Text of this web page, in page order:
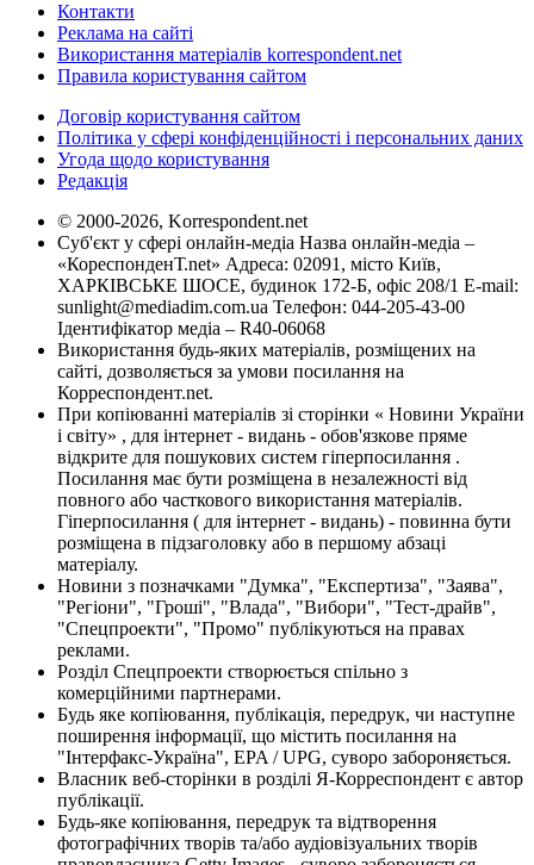
Контакти
Реклама на сайті
Використання матеріалів korrespondent.net
Правила користування сайтом
Договір користування сайтом
Політика у сфері конфіденційності і персональних даних
Угода щодо користування
Редакція
© 2000-2026, Korrespondent.net
Суб'єкт у сфері онлайн-медіа Назва онлайн-медіа –
«КореспонденТ.net» Адреса: 02091, місто Київ,
ХАРКІВСЬКЕ ШОСЕ, будинок 172-Б, офіс 208/1 E-mail:
sunlight@mediadim.com.ua Телефон: 044-205-43-00
Ідентифікатор медіа – R40-06068
Використання будь-яких матеріалів, розміщених на
сайті, дозволяється за умови посилання на
Корреспондент.net.
При копіюванні матеріалів зі сторінки « Новини України
і світу» , для інтернет - видань - обов'язкове пряме
відкрите для пошукових систем гіперпосилання .
Посилання має бути розміщена в незалежності від
повного або часткового використання матеріалів.
Гіперпосилання ( для інтернет - видань) - повинна бути
розміщена в підзаголовку або в першому абзаці
матеріалу.
Новини з позначками "Думка", "Експертиза", "Заява",
"Регіони", "Гроші", "Влада", "Вибори", "Тест-драйв",
"Спецпроекти", "Промо" публікуються на правах
реклами.
Розділ Спецпроекти створюється спільно з
комерційними партнерами.
Будь яке копіювання, публікація, передрук, чи наступне
поширення інформації, що містить посилання на
"Інтерфакс-Україна", EPA / UPG, суворо забороняється.
Власник веб-сторінки в розділі Я-Корреспондент є автор
публікації.
Будь-яке копіювання, передрук та відтворення
фотографічних творів та/або аудіовізуальних творів